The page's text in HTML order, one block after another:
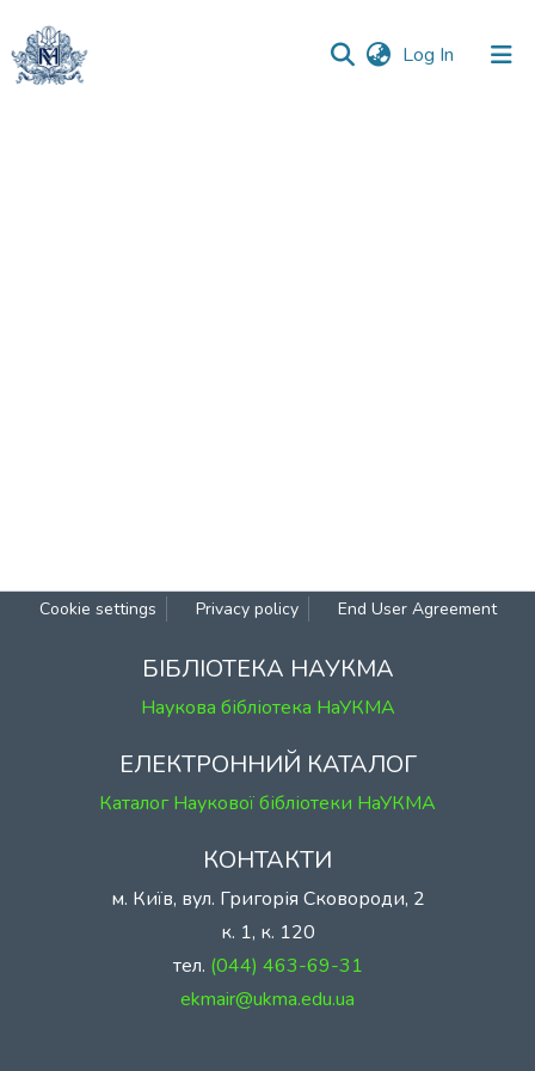
Log In (current)
Cookie settings Privacy policy End User Agreement
БІБЛІОТЕКА НАУКМА
Наукова бібліотека НаУКМА
ЕЛЕКТРОННИЙ КАТАЛОГ
Каталог Наукової бібліотеки НаУКМА
КОНТАКТИ
м. Київ, вул. Григорія Сковороди, 2
к. 1, к. 120
тел. (044) 463-69-31
ekmair@ukma.edu.ua